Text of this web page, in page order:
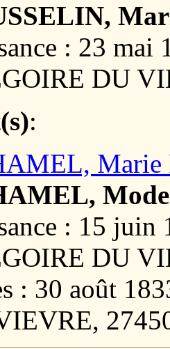
: 23 mai
DU
:
Marie
: 15 juin
DU
: 30 août